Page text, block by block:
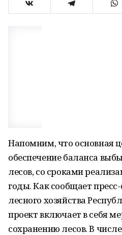
Напомним, что основная
обеспечение баланса
лесов, со сроками
годы. Как сообщает
лесного хозяйства
проект включает в себя
сохранению лесов. В